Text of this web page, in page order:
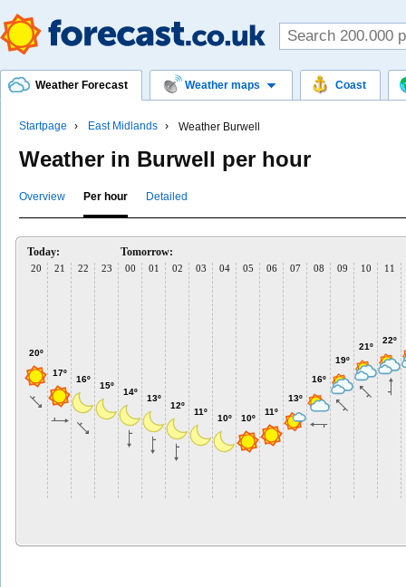
Weather Forecast Weather maps Coast
Startpage East Midlands Weather Burwell
Weather in Burwell per hour
Overview Per hour Detailed
Today:
20
20º
21
17º
22
16º
23
15º
Tomorrow:
00
14º
01
13º
02
12º
03
11º
04
10º
05
10º
06
11º
07
13º
08
16º
09
19º
10
21º
11
22º